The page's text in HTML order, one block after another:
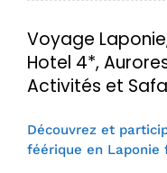
Voyage
Hotel 4*,
Activités et
Découvrez et
féérique en Laponie